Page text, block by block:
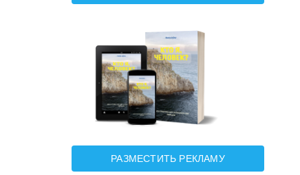
РАЗМЕСТИТЬ РЕКЛАМУ